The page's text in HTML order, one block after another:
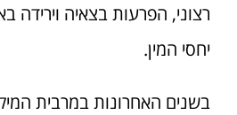
רצוני, הפרעות בצאיה וירידה
יחסי המין.
בשנים האחרונות במרבית